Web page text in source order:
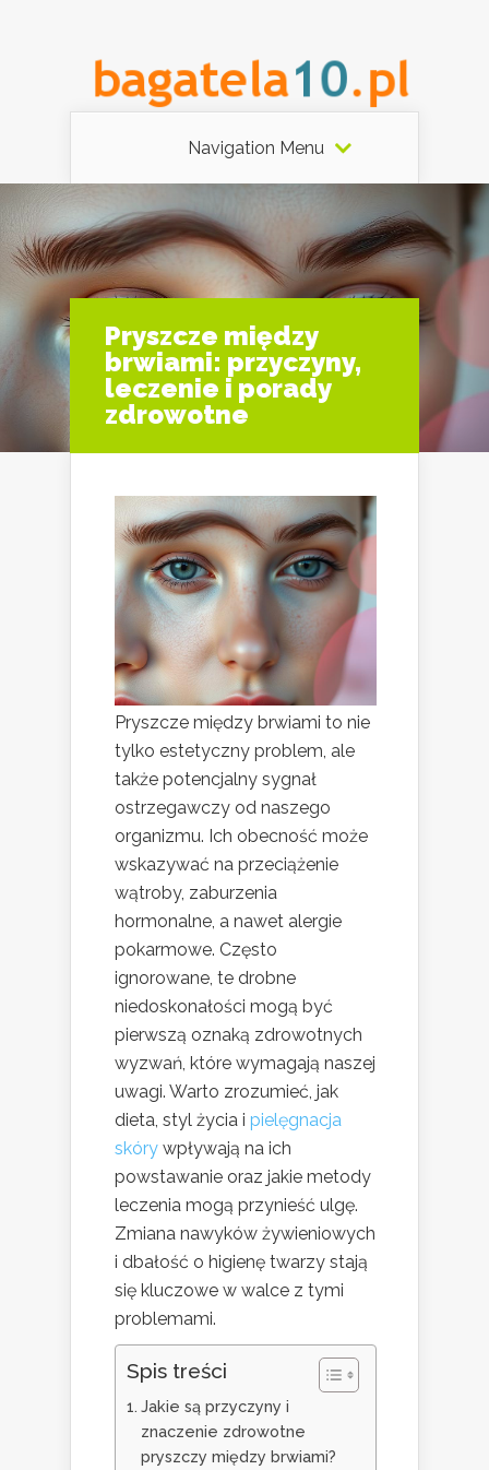
Navigation Menu
Pryszcze między
brwiami: przyczyny,
leczenie i porady
zdrowotne
Pryszcze między brwiami to nie
tylko estetyczny problem, ale
także potencjalny sygnał
ostrzegawczy od naszego
organizmu. Ich obecność może
wskazywać na przeciążenie
wątroby, zaburzenia
hormonalne, a nawet alergie
pokarmowe. Często
ignorowane, te drobne
niedoskonałości mogą być
pierwszą oznaką zdrowotnych
wyzwań, które wymagają naszej
uwagi. Warto zrozumieć, jak
dieta, styl życia i pielęgnacja
skóry wpływają na ich
powstawanie oraz jakie metody
leczenia mogą przynieść ulgę.
Zmiana nawyków żywieniowych
i dbałość o higienę twarzy stają
się kluczowe w walce z tymi
problemami.
Spis treści
Jakie są przyczyny i
znaczenie zdrowotne
pryszczy między brwiami?